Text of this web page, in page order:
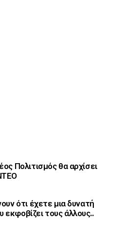
Πολιτισμός θα αρχίσει
ότι έχετε μια δυνατή
τους άλλους..